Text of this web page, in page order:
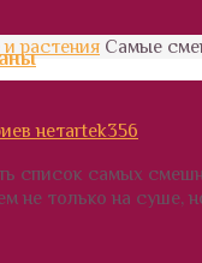
растения Самые
нетartek356
список самых
не только на